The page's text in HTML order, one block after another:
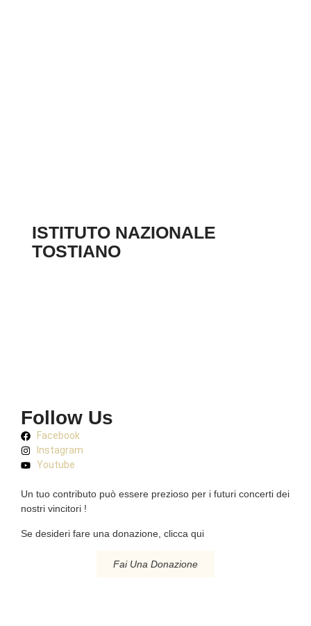
ISTITUTO NAZIONALE
TOSTIANO
Follow Us
Facebook
Instagram
Youtube
Un tuo contributo può essere prezioso per i futuri concerti dei
nostri vincitori !
Se desideri fare una donazione, clicca qui
Fai Una Donazione